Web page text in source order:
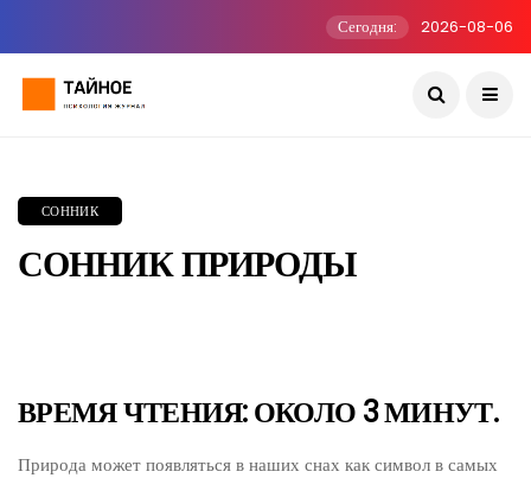
Сегодня: 2026-08-06
СОННИК
СОННИК ПРИРОДЫ
ВРЕМЯ ЧТЕНИЯ: ОКОЛО 3 МИНУТ.
Природа может появляться в наших снах как символ в самых